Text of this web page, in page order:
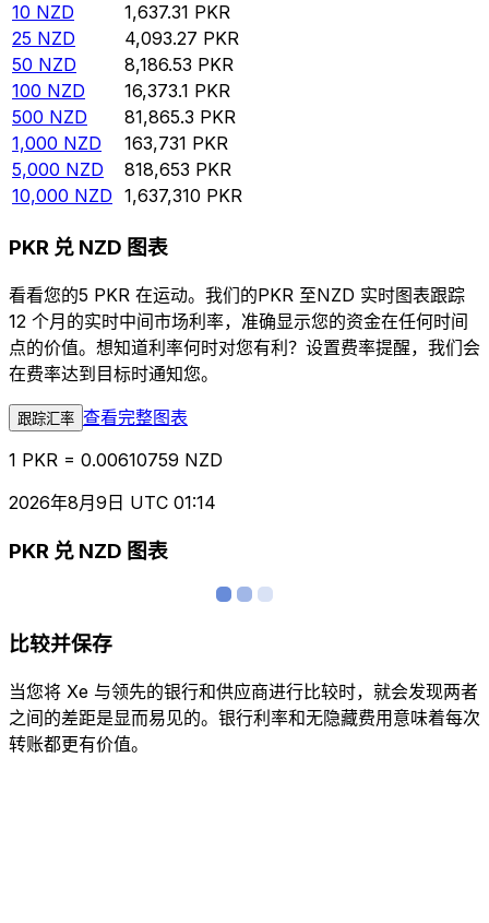
10 NZD 1,637.31 PKR
25 NZD 4,093.27 PKR
50 NZD 8,186.53 PKR
100 NZD 16,373.1 PKR
500 NZD 81,865.3 PKR
1,000 NZD 163,731 PKR
5,000 NZD 818,653 PKR
10,000 NZD 1,637,310 PKR
PKR 兑 NZD 图表
看看您的5 PKR 在运动。我们的PKR 至NZD 实时图表跟踪
12 个月的实时中间市场利率，准确显示您的资金在任何时间
点的价值。想知道利率何时对您有利？设置费率提醒，我们会
在费率达到目标时通知您。
跟踪汇率 查看完整图表
1 PKR = 0.00610759 NZD
2026年8月9日 UTC 01:14
PKR 兑 NZD 图表
比较并保存
当您将 Xe 与领先的银行和供应商进行比较时，就会发现两者
之间的差距是显而易见的。银行利率和无隐藏费用意味着每次
转账都更有价值。